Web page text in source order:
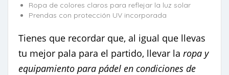
Ropa de colores claros para reflejar la luz solar
Prendas con protección UV incorporada
Tienes que recordar que, al igual que llevas
tu mejor pala para el partido, llevar la ropa y
equipamiento para pádel en condiciones de